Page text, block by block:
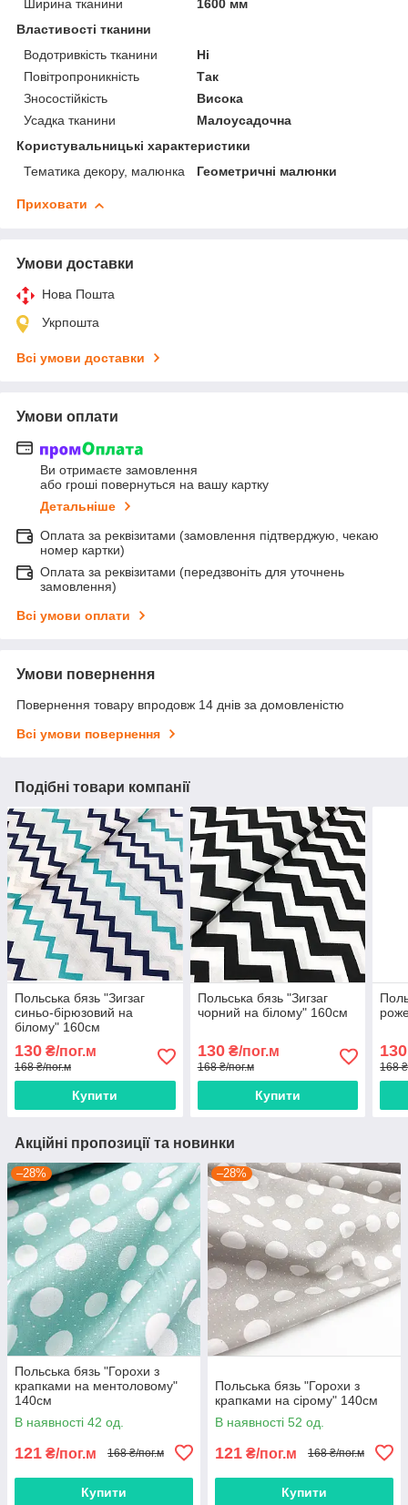
Ширина тканини
1600 мм
Властивості тканини
Водотривкість тканини
Ні
Повітропроникність
Так
Зносостійкість
Висока
Усадка тканини
Малоусадочна
Користувальницькі характеристики
Тематика декору, малюнка
Геометричні малюнки
Приховати
Умови доставки
Нова Пошта
Укрпошта
Всі умови доставки
Умови оплати
Ви отримаєте замовлення
або гроші повернуться на вашу картку
Детальніше
Оплата за реквізитами (замовлення підтверджую, чекаю
номер картки)
Оплата за реквізитами (передзвоніть для уточнень
замовлення)
Всі умови оплати
Умови повернення
Повернення товару впродовж 14 днів за домовленістю
Всі умови повернення
Подібні товари компанії
Польська бязь "Зигзаг
синьо-бірюзовий на
білому" 160см
130 ₴/пог.м
168 ₴/пог.м
Купити
Польська бязь "Зигзаг
чорний на білому" 160см
130₴/пог.м
168 ₴/пог.м
Купити
130
168
Акційні пропозиції та новинки
–28%
Польська бязь "Горохи з
крапками на ментоловому"
140см
В наявності 42 од.
121 ₴/пог.м 168 ₴/пог.м
Купити
–28%
Польська бязь "Горохи з
крапками на сірому" 140см
В наявності 52 од.
121 ₴/пог.м 168 ₴/пог.м
Купити